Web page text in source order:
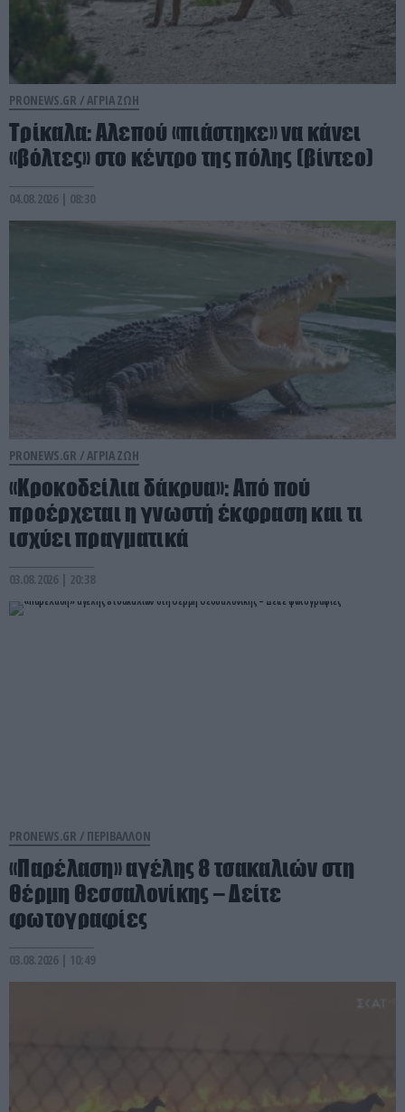
PRONEWS.GR /ΑΓΡΙΑ ΖΩΗ
Τρίκαλα: Aλεπού «πιάστηκε» να κάνει
«βόλτες» στο κέντρο της πόλης (βίντεο)
04.08.2026 | 08:30
PRONEWS.GR /ΑΓΡΙΑ ΖΩΗ
«Κροκοδείλια δάκρυα»: Από πού
προέρχεται η γνωστή έκφραση και τι
ισχύει πραγματικά
03.08.2026 | 20:38
PRONEWS.GR / ΠΕΡΙΒΑΛΛΟΝ
«Παρέλαση» αγέλης 8 τσακαλιών στη
Θέρμη Θεσσαλονίκης – Δείτε
φωτογραφίες
03.08.2026 | 10:49